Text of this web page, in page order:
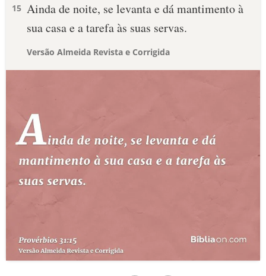
15 Ainda de noite, se levanta e dá mantimento à
sua casa e a tarefa às suas servas.
Versão Almeida Revista e Corrigida